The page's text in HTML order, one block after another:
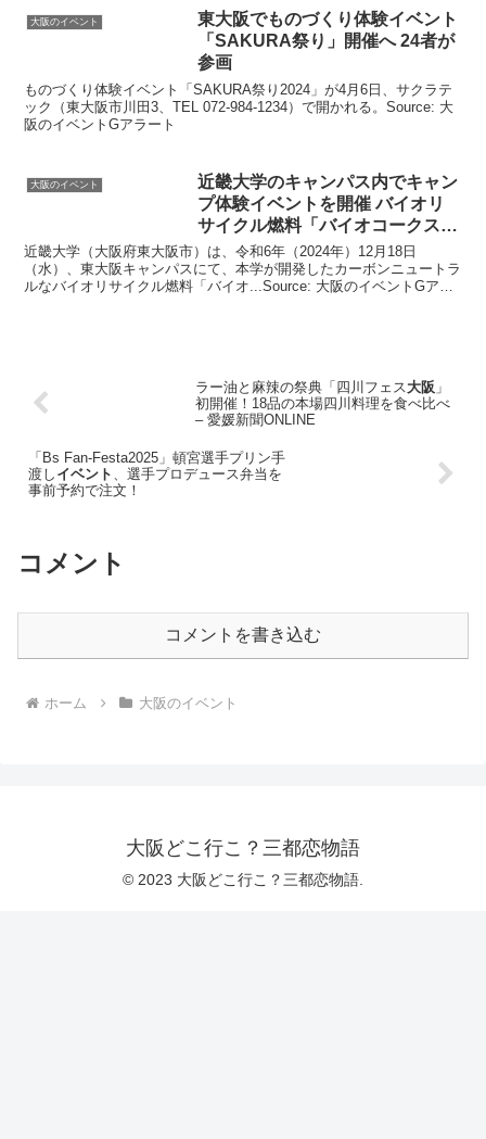
大阪のイベント 東大阪でものづくり体験イベント
「SAKURA祭り」開催へ 24者が
参画
ものづくり体験イベント「SAKURA祭り2024」が4月6日、サクラテ
ック（東大阪市川田3、TEL 072-984-1234）で開かれる。Source: 大
阪のイベントGアラート
大阪のイベント
近畿大学のキャンパス内でキャン
プ体験イベント を開催 バイオリ
サイクル燃料「バイオコークス
…
近畿大学（大阪府東大阪市）は、令和6年（2024年）12月18日
（水）、東大阪キャンパスにて、本学が開発したカーボンニュートラ
ルなバイオリサイクル燃料「バイオ...Source: 大阪のイベントGアラ
ラー油と麻辣の祭典「四川フェス大阪 」
初開催！18品の本場四川料理を食べ比べ
– 愛媛新聞ONLINE
「Bs Fan-Festa2025」頓宮選手プリン手
渡し イベント
、選手プロデュース弁当を
事前予約で注文！
コメント
コメントを書き込む
ホーム 大阪のイベント
大阪どこ行こ？三都恋物語
© 2023 大阪どこ行こ？三都恋物語.